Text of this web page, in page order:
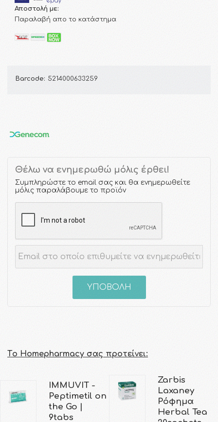
Αποστολή με:
Παραλαβή απο το κατάστημα
Barcode: 5214000633259
Θέλω να ενημερωθώ μόλις έρθει!
Συμπληρώστε το email σας και θα ενημερωθείτε
μόλις παραλάβουμε το προϊόν
ΥΠΟΒΟΛΗ
Τo Homepharmacy σας προτείνει:
IMMUVIT -
Peptimetil on
the Go |
9tabs
Zarbis
Laxaney
Ρόφημα
Herbal Tea